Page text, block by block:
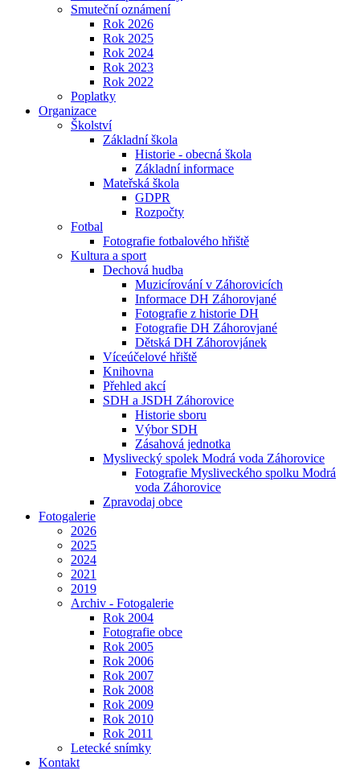
Smuteční oznámení
Rok 2026
Rok 2025
Rok 2024
Rok 2023
Rok 2022
Poplatky
Organizace
Školství
Základní škola
Historie - obecná škola
Základní informace
Mateřská škola
GDPR
Rozpočty
Fotbal
Fotografie fotbalového hřiště
Kultura a sport
Dechová hudba
Muzicírování v Záhorovicích
Informace DH Záhorovjané
Fotografie z historie DH
Fotografie DH Záhorovjané
Dětská DH Záhorovjánek
Víceúčelové hřiště
Knihovna
Přehled akcí
SDH a JSDH Záhorovice
Historie sboru
Výbor SDH
Zásahová jednotka
Myslivecký spolek Modrá voda Záhorovice
Fotografie Mysliveckého spolku Modrá
voda Záhorovice
Zpravodaj obce
Fotogalerie
2026
2025
2024
2021
2019
Archiv - Fotogalerie
Rok 2004
Fotografie obce
Rok 2005
Rok 2006
Rok 2007
Rok 2008
Rok 2009
Rok 2010
Rok 2011
Letecké snímky
Kontakt